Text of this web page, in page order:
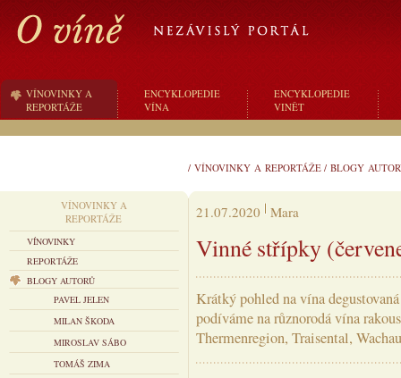
VÍNOVINKY A
REPORTÁŽE
ENCYKLOPEDIE
VÍNA
ENCYKLOPEDIE
VINĚT
/ VÍNOVINKY A REPORTÁŽE / BLOGY
VÍNOVINKY A
REPORTÁŽE
VÍNOVINKY
REPORTÁŽE
BLOGY AUTORŮ
PAVEL JELEN
MILAN ŠKODA
MIROSLAV SÁBO
TOMÁŠ ZIMA
21.07.2020 Mara
Vinné střípky
Krátký pohled na vína
podíváme na různorodá vína
Thermenregion, Traisental,